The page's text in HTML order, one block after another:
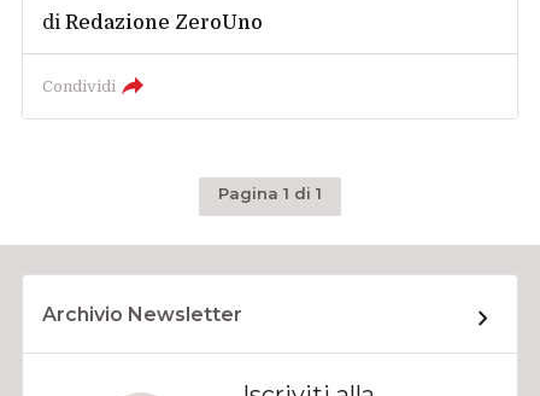
diRedazione ZeroUno
Condividi
Pagina 1 di 1
Archivio Newsletter